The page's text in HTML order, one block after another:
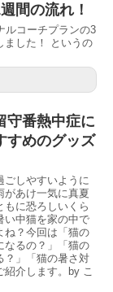
間の流れ！
ルコーチプランの3
ました！ というの
守番熱中症に
すめのグッズ
ごしやすいように
があけ一気に真夏
もに恐ろしいくら
い中猫を家の中で
ね？今回は「猫の
なるの？」「猫の
？」「猫の暑さ対
介します。by こ